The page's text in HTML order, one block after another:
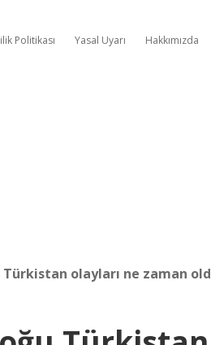
Politikası Yasal Uyarı Hakkımızda
Türkistan olayları ne zaman